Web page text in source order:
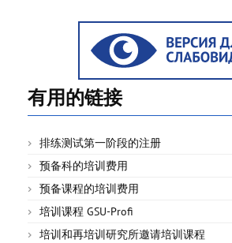
有用的链接
排练测试第一阶段的注册
预备科的培训费用
预备课程的培训费用
培训课程 GSU-Profi
培训和再培训研究所邀请培训课程